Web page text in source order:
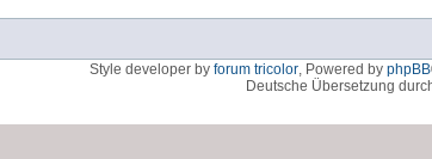
Style developer by forum tricolor, Powered by phpBB
Deutsche Übersetzung